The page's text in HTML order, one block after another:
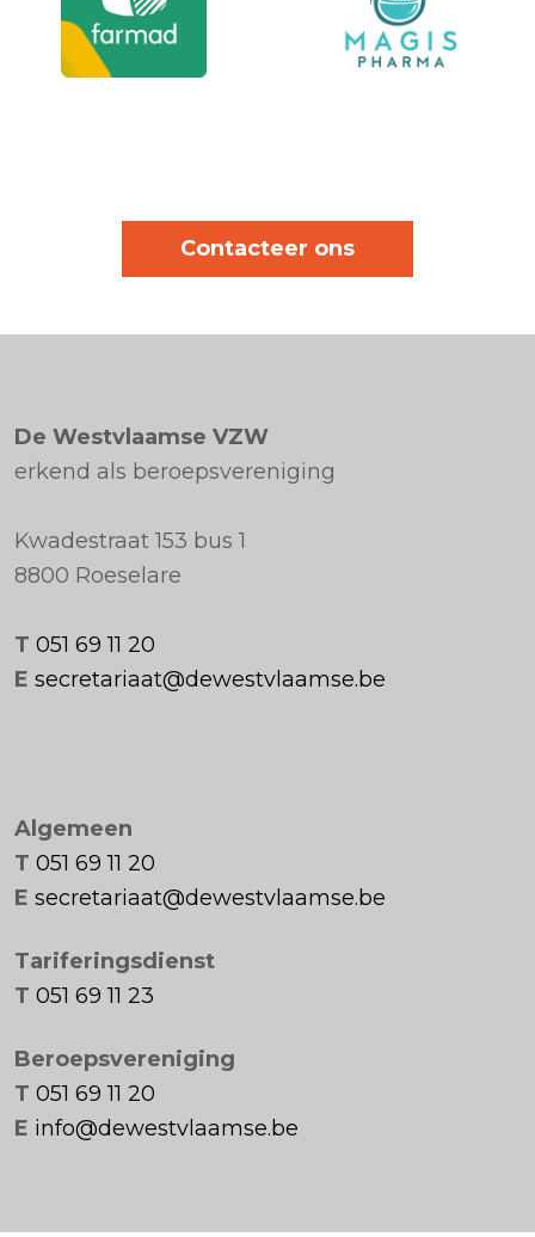
Contacteer ons
De Westvlaamse VZW
erkend als beroepsvereniging
Kwadestraat 153 bus 1
8800 Roeselare
T 051 69 11 20
E secretariaat@dewestvlaamse.be
Algemeen
T 051 69 11 20
E secretariaat@dewestvlaamse.be
Tariferingsdienst
T 051 69 11 23
Beroepsvereniging
T 051 69 11 20
E info@dewestvlaamse.be